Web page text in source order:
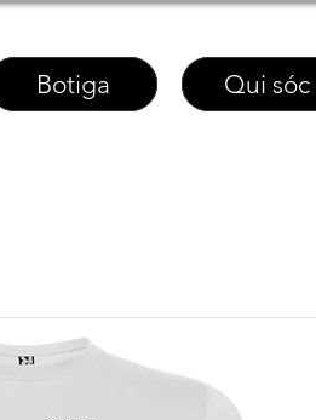
Botiga Qui sóc